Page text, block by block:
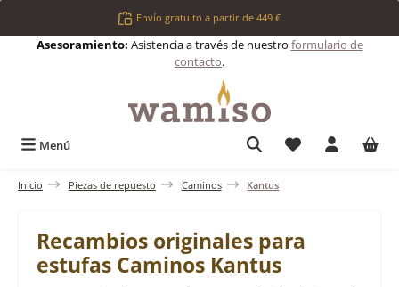
Saltar al contenido principalEnvío gratuito a partir de 449 €
Asesoramiento: Asistencia a través de nuestro formulario de
contacto.
Menú Tienes 0
Inicio Piezas de repuesto Caminos Kantus
Recambios originales para
estufas Caminos Kantus